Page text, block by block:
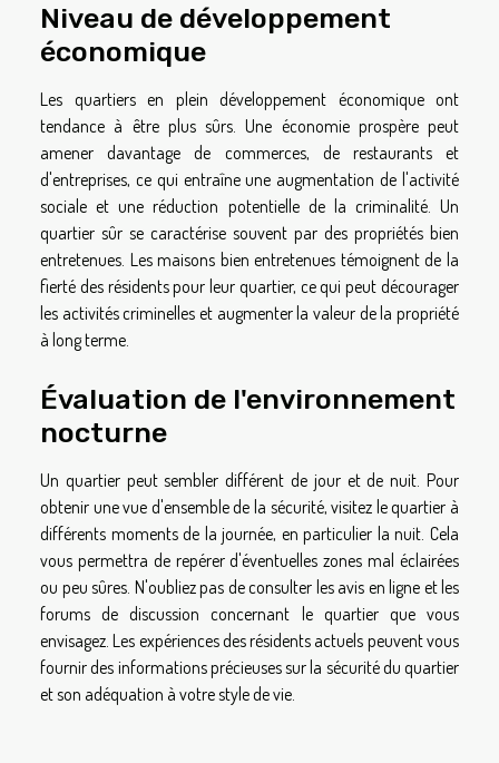
Niveau de développement
économique
Les quartiers en plein développement économique ont
tendance à être plus sûrs. Une économie prospère peut
amener davantage de commerces, de restaurants et
d'entreprises, ce qui entraîne une augmentation de l'activité
sociale et une réduction potentielle de la criminalité. Un
quartier sûr se caractérise souvent par des propriétés bien
entretenues. Les maisons bien entretenues témoignent de la
fierté des résidents pour leur quartier, ce qui peut décourager
les activités criminelles et augmenter la valeur de la propriété
à long terme.
Évaluation de l'environnement
nocturne
Un quartier peut sembler différent de jour et de nuit. Pour
obtenir une vue d'ensemble de la sécurité, visitez le quartier à
différents moments de la journée, en particulier la nuit. Cela
vous permettra de repérer d'éventuelles zones mal éclairées
ou peu sûres. N'oubliez pas de consulter les avis en ligne et les
forums de discussion concernant le quartier que vous
envisagez. Les expériences des résidents actuels peuvent vous
fournir des informations précieuses sur la sécurité du quartier
et son adéquation à votre style de vie.